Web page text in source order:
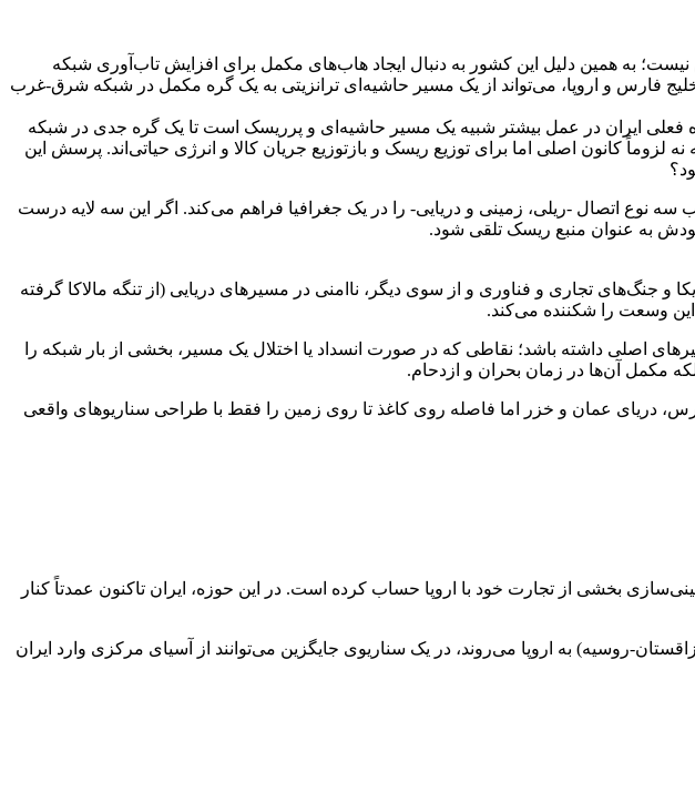
نیست؛ به همین دلیل این کشور به دنبال ایجاد هاب‌های مکمل برای افزایش تاب‌آوری شبکه
فارس و اروپا، می‌تواند از یک مسیر حاشیه‌ای ترانزیتی به یک گره مکمل در شبکه شرق-غرب
فعلی ایران در عمل بیشتر شبیه یک مسیر حاشیه‌ای و پرریسک است تا یک گره جدی در شبکه
کانون اصلی اما برای توزیع ریسک و بازتوزیع جریان کالا و انرژی حیاتی‌اند. پرسش این
سه نوع اتصال -ریلی، زمینی و دریایی- را در یک جغرافیا فراهم می‌کند. اگر این سه لایه درست
به عنوان منبع ریسک تلقی شود.
جنگ‌های تجاری و فناوری و از سوی دیگر، ناامنی در مسیرهای دریایی (از تنگه مالاکا گرفته
این وسعت را شکننده می‌کند.
اصلی داشته باشد؛ نقاطی که در صورت انسداد یا اختلال یک مسیر، بخشی از بار شبکه را
مکمل آن‌ها در زمان بحران و ازدحام.
دریای عمان و خزر اما فاصله روی کاغذ تا روی زمین را فقط با طراحی سناریوهای واقعی
بخشی از تجارت خود با اروپا حساب کرده است. در این حوزه، ایران تاکنون عمدتاً کنار
روسیه) به اروپا می‌روند، در یک سناریوی جایگزین می‌توانند از آسیای مرکزی وارد ایران